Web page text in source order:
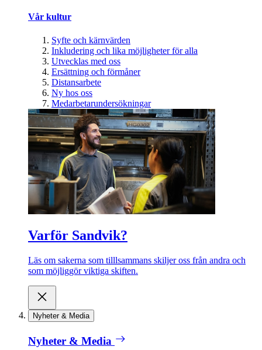
Vår kultur
Syfte och kärnvärden
Inkludering och lika möjligheter för alla
Utvecklas med oss
Ersättning och förmåner
Distansarbete
Ny hos oss
Medarbetarundersökningar
Varför Sandvik?
Läs om sakerna som tilllsammans skiljer oss från andra och
som möjliggör viktiga skiften.
Nyheter & Media
Nyheter & Media